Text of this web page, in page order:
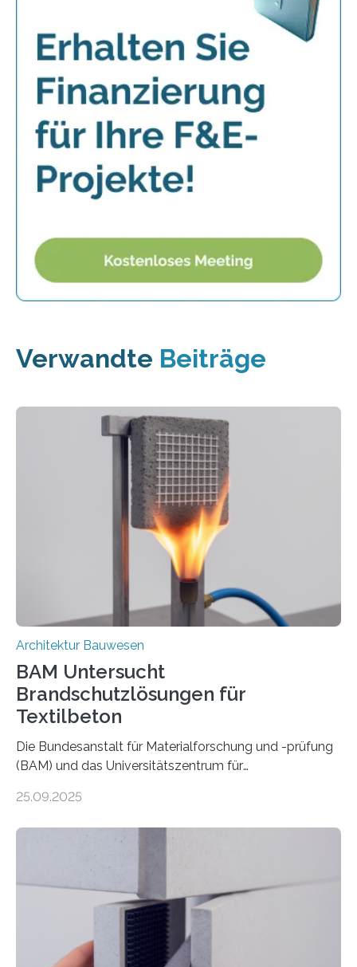
Verwandte Beiträge
Architektur Bauwesen
BAM Untersucht
Brandschutzlösungen für
Textilbeton
Die Bundesanstalt für Materialforschung und -prüfung
(BAM) und das Universitätszentrum für
untersuchen in einem gemeinsamen Forschungsprojekt
Ziel ist es, die Einsatzmöglichkeiten dieses innovativen
Textilbeton ist ein moderner Verbundwerkstoff, der aus
einer feinkörnigen Betonmatrix und einer textilen
Bewehrung besteht – meist aus Carbon-, Glas- oder
Basaltfasern. Anders als herkömmlicher Stahlbeton, bei
25.09.2025